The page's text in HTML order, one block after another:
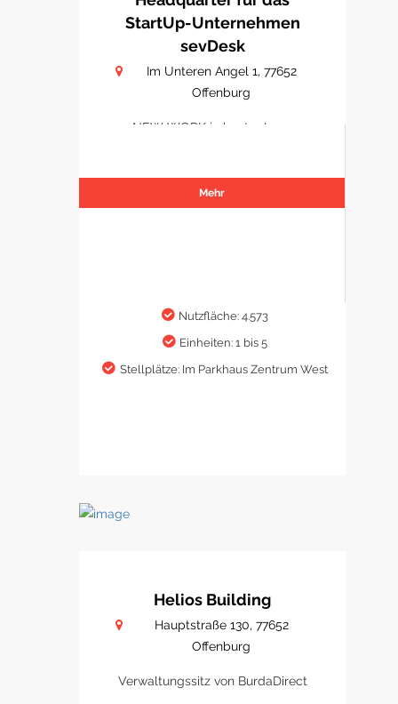
StartUp-Unternehmen
sevDesk
Im Unteren Angel 1, 77652
Offenburg
NEW WORK in bester Lage
Mehr
Nutzfläche: 4.573
Einheiten: 1 bis 5
Stellplätze: Im Parkhaus Zentrum West
Helios Building
Hauptstraße 130, 77652
Offenburg
Verwaltungssitz von BurdaDirect